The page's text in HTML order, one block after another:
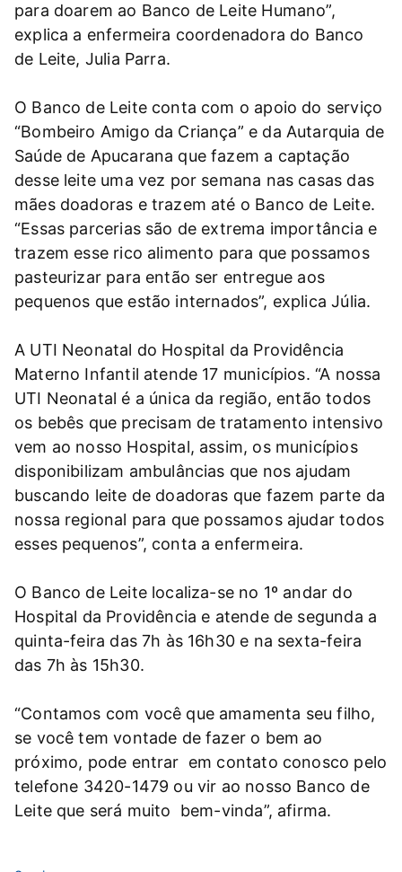
para doarem ao Banco de Leite Humano”,
explica a enfermeira coordenadora do Banco
de Leite, Julia Parra.
O Banco de Leite conta com o apoio do serviço
“Bombeiro Amigo da Criança” e da Autarquia de
Saúde de Apucarana que fazem a captação
desse leite uma vez por semana nas casas das
mães doadoras e trazem até o Banco de Leite.
“Essas parcerias são de extrema importância e
trazem esse rico alimento para que possamos
pasteurizar para então ser entregue aos
pequenos que estão internados”, explica Júlia.
A UTI Neonatal do Hospital da Providência
Materno Infantil atende 17 municípios. “A nossa
UTI Neonatal é a única da região, então todos
os bebês que precisam de tratamento intensivo
vem ao nosso Hospital, assim, os municípios
disponibilizam ambulâncias que nos ajudam
buscando leite de doadoras que fazem parte da
nossa regional para que possamos ajudar todos
esses pequenos”, conta a enfermeira.
O Banco de Leite localiza-se no 1º andar do
Hospital da Providência e atende de segunda a
quinta-feira das 7h às 16h30 e na sexta-feira
das 7h às 15h30.
“Contamos com você que amamenta seu filho,
se você tem vontade de fazer o bem ao
próximo, pode entrar em contato conosco pelo
telefone 3420-1479 ou vir ao nosso Banco de
Leite que será muito bem-vinda”, afirma.